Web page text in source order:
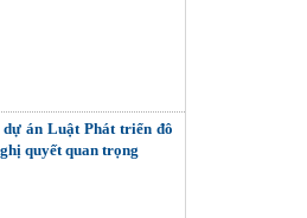
án Luật Phát triển đô
quyết quan trọng